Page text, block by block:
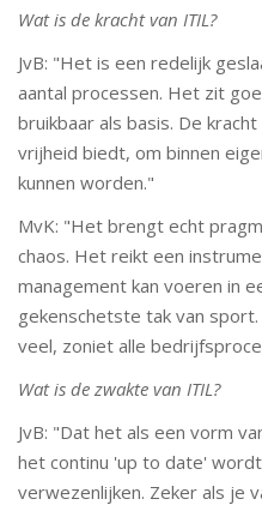
Wat is de kracht van ITIL?
JvB: "Het is een redelijk
aantal processen. Het zit
bruikbaar als basis. De
vrijheid biedt, om binnen
kunnen worden."
MvK: "Het brengt echt
chaos. Het reikt een
management kan voeren in
gekenschetste tak van
veel, zoniet alle
Wat is de zwakte van ITIL?
JvB: "Dat het als een vorm
het continu 'up to date'
verwezenlijken. Zeker als je